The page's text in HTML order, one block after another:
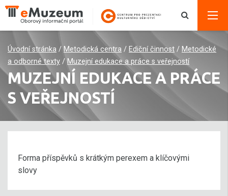
Úvodní stránka / Metodická centra / Ediční činnost / Metodické
a odborné texty /Muzejní edukace a práce s veřejností
MUZEJNÍ EDUKACE A PRÁCE
S VEŘEJNOSTÍ
Forma příspěvků s krátkým perexem a klíčovými
slovy